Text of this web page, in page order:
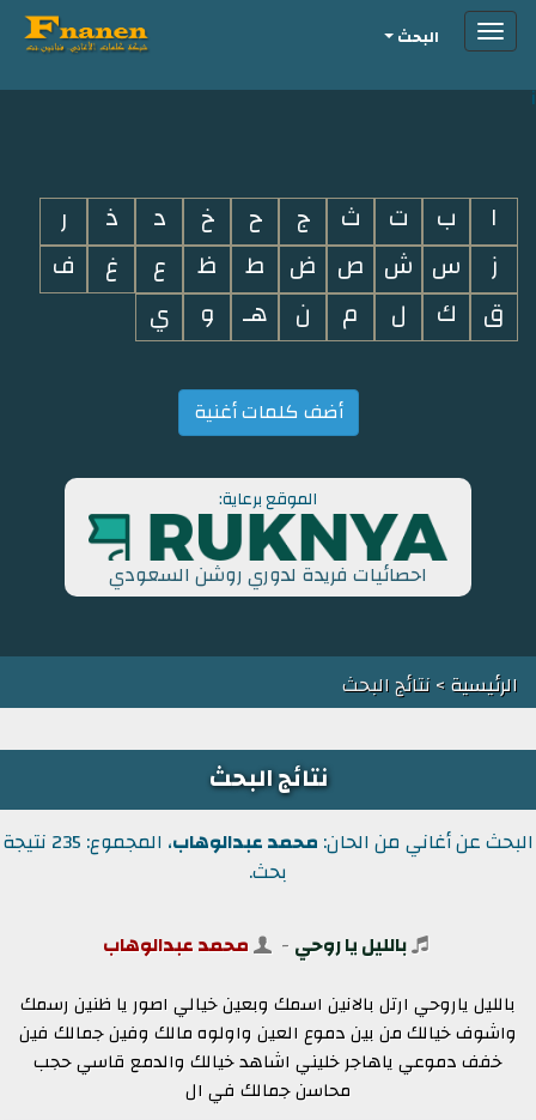
i
Toggleالبحث
ا ب ت ث ج ح خ د ذ
ر
ز
س ش ص ض ط ظ ع غ
ف
ق
ك ل م ن هـ و ي
أضف كلمات أغنية
الموقع برعاية:
احصائيات فريدة لدوري روشن السعودي
الرئيسية> نتائج البحث
نتائج البحث
البحث عن أغاني من الحان: محمد عبدالوهاب
، المجموع: 235 نتيجة
بحث.
بالليل يا روحي - محمد عبدالوهاب
بالليل ياروحي ارتل بالانين اسمك وبعين خيالي اصور يا ظنين رسمك
واشوف خيالك من بين دموع العين واولوه مالك وفين جمالك فين
خفف دموعي ياهاجر خليني اشاهد خيالك والدمع قاسي حجب
محاسن جمالك في ال